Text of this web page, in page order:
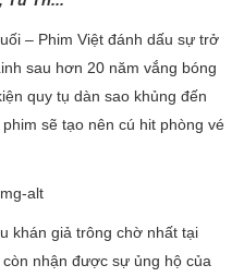
– Phim Việt đánh dấu sự trở
sau hơn 20 năm vắng bóng
quy tụ dàn sao khủng đến
sẽ tạo nên cú hit phòng vé
khán giả trông chờ nhất tại
nhận được sự ủng hộ của